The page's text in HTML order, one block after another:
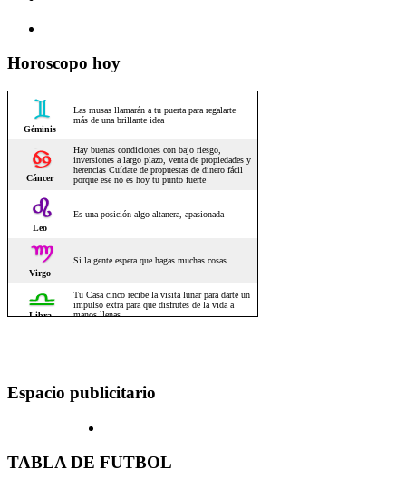
Horoscopo hoy
Espacio publicitario
TABLA DE FUTBOL